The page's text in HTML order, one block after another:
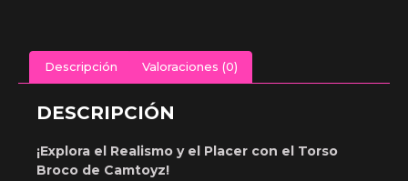
Descripción Valoraciones (0)
DESCRIPCIÓN
¡Explora el Realismo y el Placer con el Torso
Broco de Camtoyz!